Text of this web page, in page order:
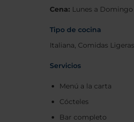
Cena: Lunes a Domingo
Tipo de cocina
Italiana, Comidas Ligeras
Servicios
Menú a la carta
Cócteles
Bar completo